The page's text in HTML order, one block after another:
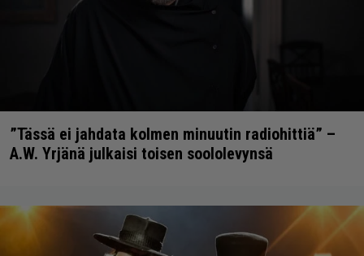
”Tässä ei jahdata kolmen minuutin radiohittiä” –
A.W. Yrjänä julkaisi toisen soololevynsä